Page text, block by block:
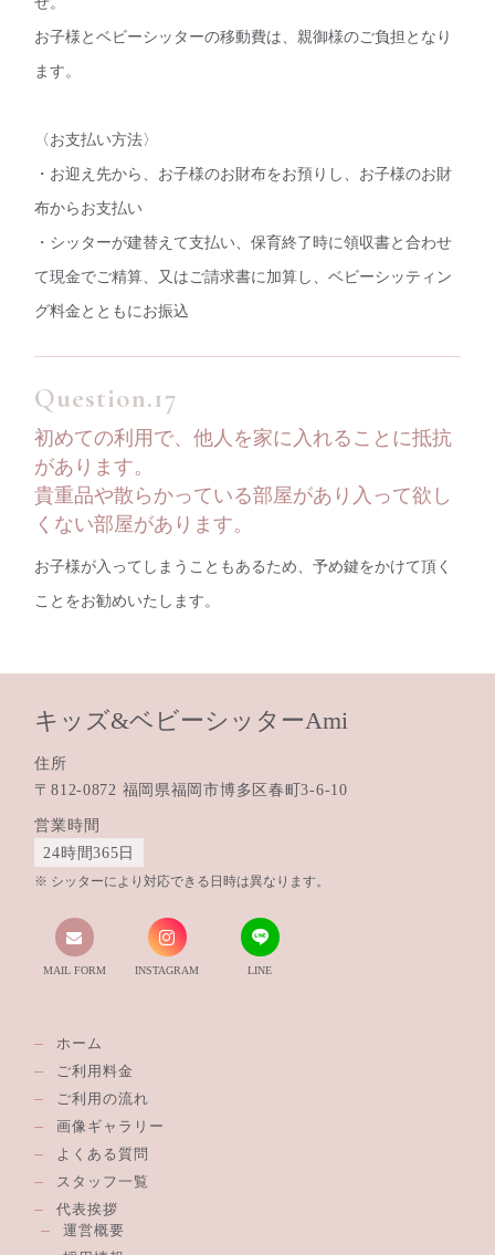
お子様とベビーシッターの移動費は、親御様のご負担となり
ます。
〈お支払い方法〉
・お迎え先から、お子様のお財布をお預りし、お子様のお財
布からお支払い
・シッターが建替えて支払い、保育終了時に領収書と合わせ
て現金でご精算、又はご請求書に加算し、ベビーシッティン
グ料金とともにお振込
初めての利用で、他人を家に入れることに抵抗
があります。
貴重品や散らかっている部屋があり入って欲し
くない部屋があります。
お子様が入ってしまうこともあるため、予め鍵をかけて頂く
ことをお勧めいたします。
キッズ&ベビーシッターAmi
住所
〒812-0872 福岡県福岡市博多区春町3-6-10
営業時間
24時間365日
シッターにより対応できる日時は異なります。
MAIL FORM INSTAGRAM LINE
ホーム
ご利用料金
ご利用の流れ
画像ギャラリー
よくある質問
スタッフ一覧
代表挨拶
運営概要